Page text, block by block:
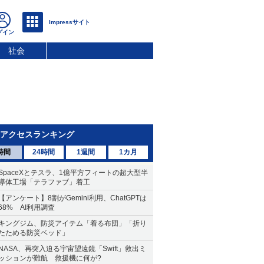
社会
アクセスランキング
間 24時間 1週間 1カ月
とテスラ、1億平方フィートの超大型半
体工場「テラファブ」着工
アンケート】8割がGemini利用、ChatGPTは
AI利用調査
ングジム、防災アイテム「着る布団」「折り
ためる防災ベッド」
、再突入迫る宇宙望遠鏡「Swift」救出ミ
ションが難航 救援機に何が?